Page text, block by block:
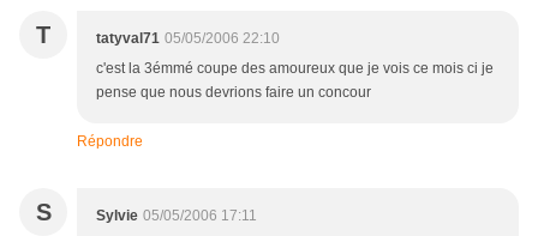
T tatyval71 05/05/2006 22:10
c'est la 3émmé coupe des amoureux que je vois ce mois ci je
pense que nous devrions faire un concour
Répondre
S Sylvie 05/05/2006 17:11